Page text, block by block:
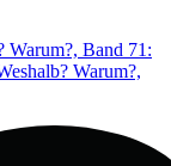
Warum?, Band 71:
Warum?,